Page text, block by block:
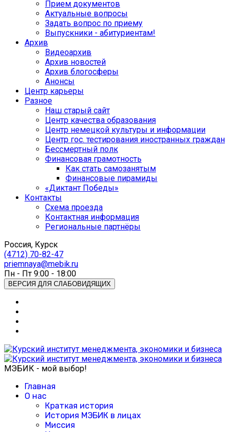
Прием документов
Актуальные вопросы
Задать вопрос по приему
Выпускники - абитуриентам!
Архив
Видеоархив
Архив новостей
Архив блогосферы
Анонсы
Центр карьеры
Разное
Наш старый сайт
Центр качества образования
Центр немецкой культуры и информации
Центр гос. тестирования иностранных граждан
Бессмертный полк
Финансовая грамотность
Как стать самозанятым
Финансовые пирамиды
«Диктант Победы»
Контакты
Схема проезда
Контактная информация
Региональные партнёры
Россия, Курск
(4712) 70-82-47
priemnaya@mebik.ru
Пн - Пт 9:00 - 18:00
ВЕРСИЯ ДЛЯ СЛАБОВИДЯЩИХ
МЭБИК - мой выбор!
Главная
О нас
Краткая история
История МЭБИК в лицах
Миссия